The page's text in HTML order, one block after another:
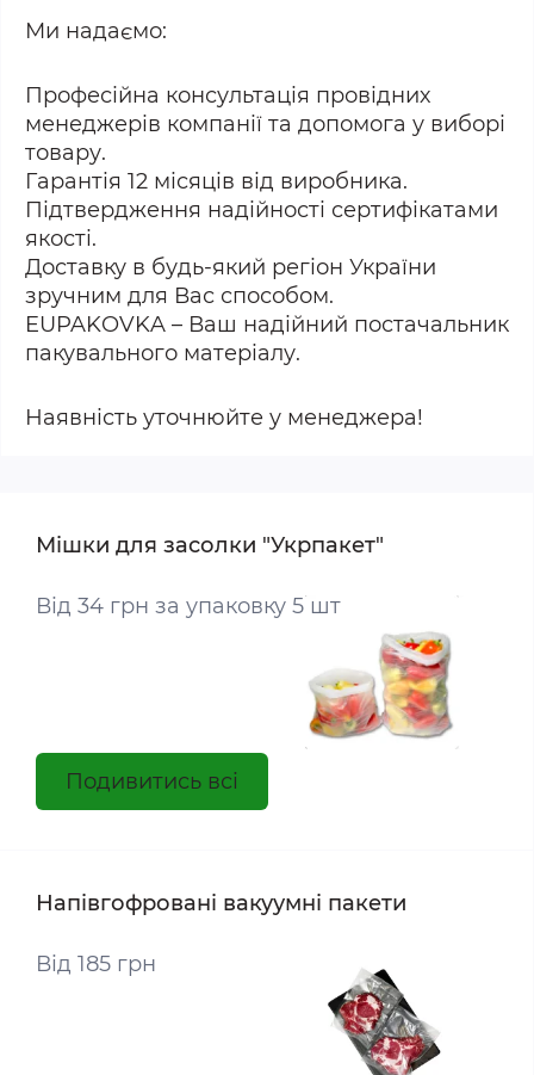
Ми надаємо:
Професійна консультація провідних
менеджерів компанії та допомога у виборі
товару.
Гарантія 12 місяців від виробника.
Підтвердження надійності сертифікатами
якості.
Доставку в будь-який регіон України
зручним для Вас способом.
EUPAKOVKA – Ваш надійний постачальник
пакувального матеріалу.
Наявність уточнюйте у менеджера!
Мішки для засолки "Укрпакет"
Від 34 грн за упаковку 5 шт
Подивитись всі
Напівгофровані вакуумні пакети
Від 185 грн